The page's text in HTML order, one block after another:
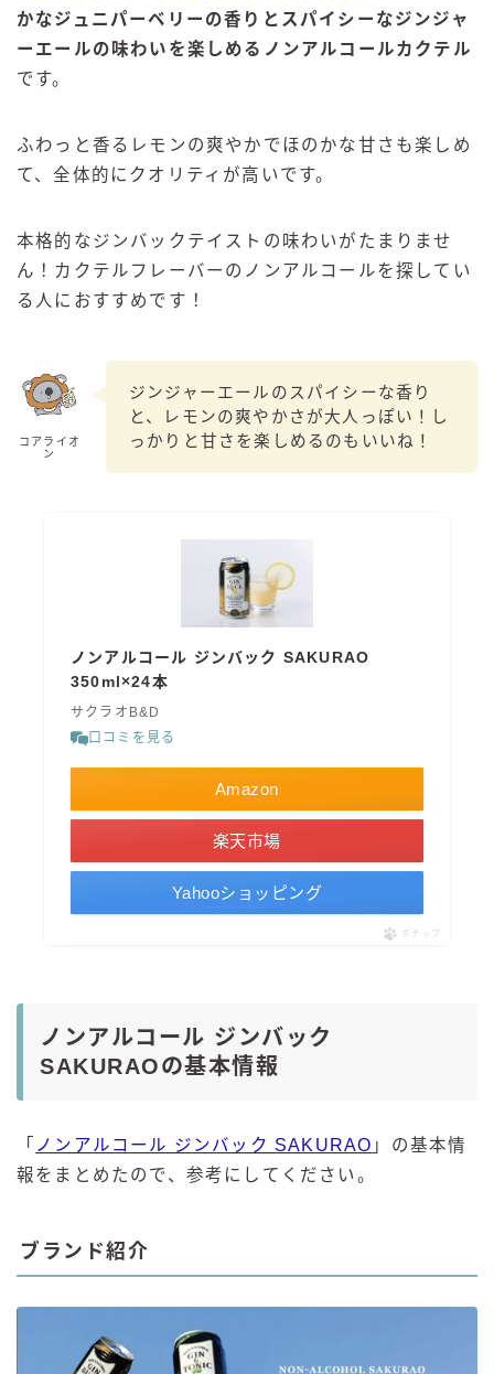
かなジュニパーベリーの香りとスパイシーなジンジャ
ーエールの味わいを楽しめるノンアルコールカクテル
です。
ふわっと香るレモンの爽やかでほのかな甘さも楽しめ
て、全体的にクオリティが高いです。
本格的なジンバックテイストの味わいがたまりませ
ん！カクテルフレーバーのノンアルコールを探してい
る人におすすめです！
コアライオ
ン
ジンジャーエールのスパイシーな香り
と、レモンの爽やかさが大人っぽい！し
っかりと甘さを楽しめるのもいいね！
ノンアルコール ジンバック SAKURAO
350ml×24本
サクラオB&D
口コミを見る
Amazon
楽天市場
Yahooショッピング
ポチップ
ノンアルコール ジンバック
SAKURAOの基本情報
「 ノンアルコール ジンバック SAKURAO 」の基本情
報をまとめたので、参考にしてください。
ブランド紹介